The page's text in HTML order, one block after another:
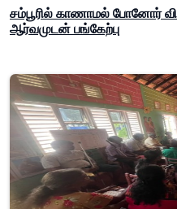
சம்பூரில் காணாமல் போனோர்
ஆர்வமுடன் பங்கேற்பு